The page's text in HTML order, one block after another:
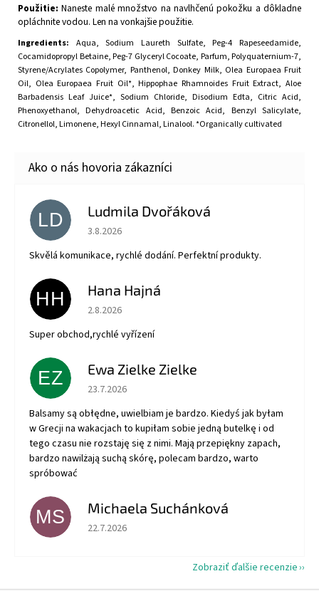
Použitie: Naneste malé množstvo na navlhčenú pokožku a dôkladne
opláchnite vodou. Len na vonkajšie použitie.
Ingredients: Aqua, Sodium Laureth Sulfate, Peg-4 Rapeseedamide,
Cocamidopropyl Betaine, Peg-7 Glyceryl Cocoate, Parfum, Polyquaternium-7,
Styrene/Acrylates Copolymer, Panthenol, Donkey Milk, Olea Europaea Fruit
Oil, Olea Europaea Fruit Oil*, Hippophae Rhamnoides Fruit Extract, Aloe
Barbadensis Leaf Juice*, Sodium Chloride, Disodium Edta, Citric Acid,
Phenoxyethanol, Dehydroacetic Acid, Benzoic Acid, Benzyl Salicylate,
Citronellol, Limonene, Hexyl Cinnamal, Linalool. *Organically cultivated
LD Ludmila Dvořáková
Hodnotenie obchodu je 5 z 5 hviezdičiek.
3.8.2026
Skvělá komunikace, rychlé dodání. Perfektní produkty.
HH Hana Hajná
Hodnotenie obchodu je 5 z 5 hviezdičiek.
2.8.2026
Super obchod,rychlé vyřízení
EZ Ewa Zielke Zielke
Hodnotenie obchodu je 5 z 5 hviezdičiek.
23.7.2026
Balsamy są obłędne, uwielbiam je bardzo. Kiedyś jak byłam
w Grecji na wakacjach to kupiłam sobie jedną butelkę i od
tego czasu nie rozstaję się z nimi. Mają przepiękny zapach,
bardzo nawilżają suchą skórę, polecam bardzo, warto
spróbować
MS Michaela Suchánková
Hodnotenie obchodu je 5 z 5 hviezdičiek.
22.7.2026
Zobraziť ďalšie recenzie